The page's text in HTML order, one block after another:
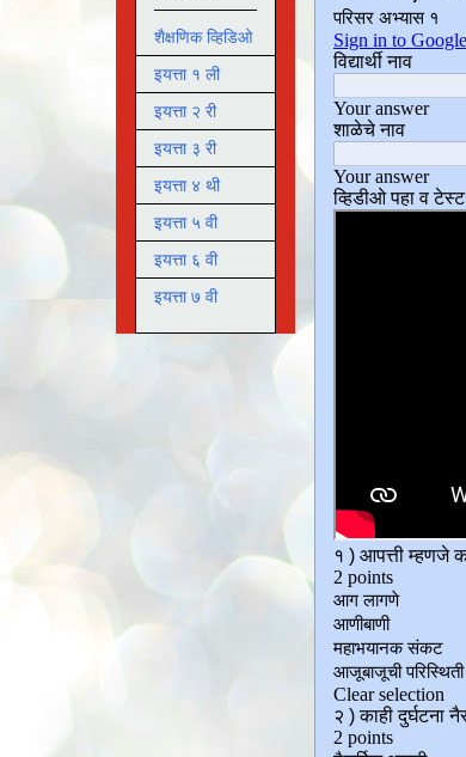
शैक्षणिक व्हिडिओ
इयत्ता १ ली
इयत्ता २ री
इयत्ता ३ री
इयत्ता ४ थी
इयत्ता ५ वी
इयत्ता ६ वी
इयत्ता ७ वी